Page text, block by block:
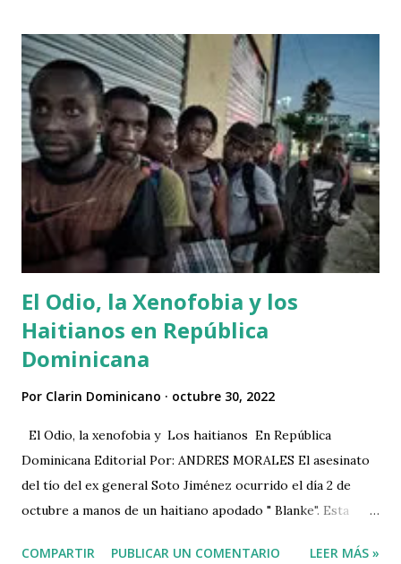
promover la estabilidad en Haití", en realidad, en el cuerpo
de la noticia el contexto es otro. En el cuerpo de la noticia
publicara en el periodico Diario Libre encontramos la
"gracia" del Senado de Estados Unidos, que dice: Los
senadores exhortaron al Departamento de Estado y a la
Agencia de los Estados Unidos para el Desarrollo
Internacional (USAID) que continúen apoyando los
esfuerzos de la nación dominicana para responder a las
necesidades humanitarias de l...
El Odio, la Xenofobia y los
Haitianos en República
Dominicana
Por Clarin Dominicano octubre 30, 2022
El Odio, la xenofobia y Los haitianos En República
Dominicana Editorial Por: ANDRES MORALES El asesinato
del tío del ex general Soto Jiménez ocurrido el día 2 de
octubre a manos de un haitiano apodado " Blanke". Esta
identificado o apodado con el nombre de Blanke hacia el tío
COMPARTIR PUBLICAR UN COMENTARIO LEER MÁS »